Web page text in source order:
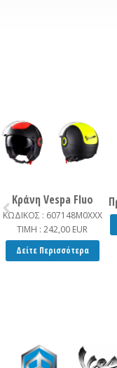
Κράνη Vespa Fluo
ΚΩΔΙΚΟΣ : 607148M0XXX
ΤΙΜΗ : 242,00 EUR
Δείτε Περισσότερα